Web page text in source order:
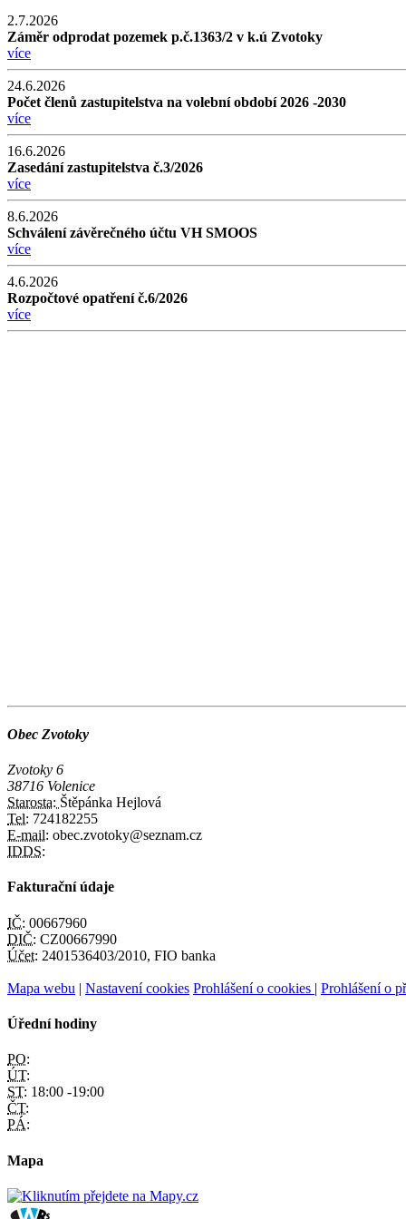
2.7.2026
Záměr odprodat pozemek p.č.1363/2 v k.ú Zvotoky
více
24.6.2026
Počet členů zastupitelstva na volební období 2026 -2030
více
16.6.2026
Zasedání zastupitelstva č.3/2026
více
8.6.2026
Schválení závěrečného účtu VH SMOOS
více
4.6.2026
Rozpočtové opatření č.6/2026
více
Obec Zvotoky
Zvotoky 6
38716 Volenice
Starosta: Štěpánka Hejlová
Tel: 724182255
E-mail: obec.zvotoky@seznam.cz
IDDS:
Fakturační údaje
IČ: 00667960
DIČ: CZ00667990
Účet: 2401536403/2010, FIO banka
Mapa webu | Nastavení cookies Prohlášení o cookies | Prohlášení o
Úřední hodiny
PO:
ÚT:
ST: 18:00 -19:00
ČT:
PÁ:
Mapa